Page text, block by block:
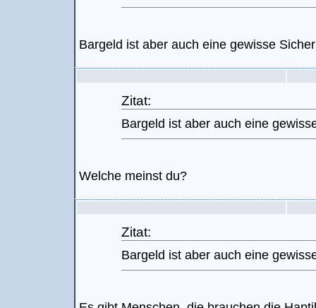
Bargeld ist aber auch eine gewisse
Zitat:
Bargeld ist aber auch eine
Welche meinst du?
Zitat:
Bargeld ist aber auch eine